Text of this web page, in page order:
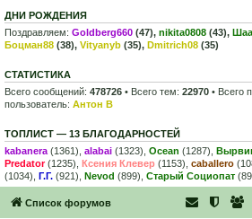
ДНИ РОЖДЕНИЯ
Поздравляем: Goldberg660 (47), nikita0808 (43),
Боцман88 (38), Vityanyb (35), Dmitrich08 (35)
СТАТИСТИКА
Всего сообщений: 478726 • Всего тем: 22970 • Всего
пользователь: Антон В
ТОПЛИСТ — 13 БЛАГОДАРНОСТЕЙ
kabanera (1361), alabai (1323), Ocean (1287),
Predator(1235), Ксения Клевер (1153), caballero
(1034), Г.Г. (921), Nevod (899), Старый Социопат
Список форумов